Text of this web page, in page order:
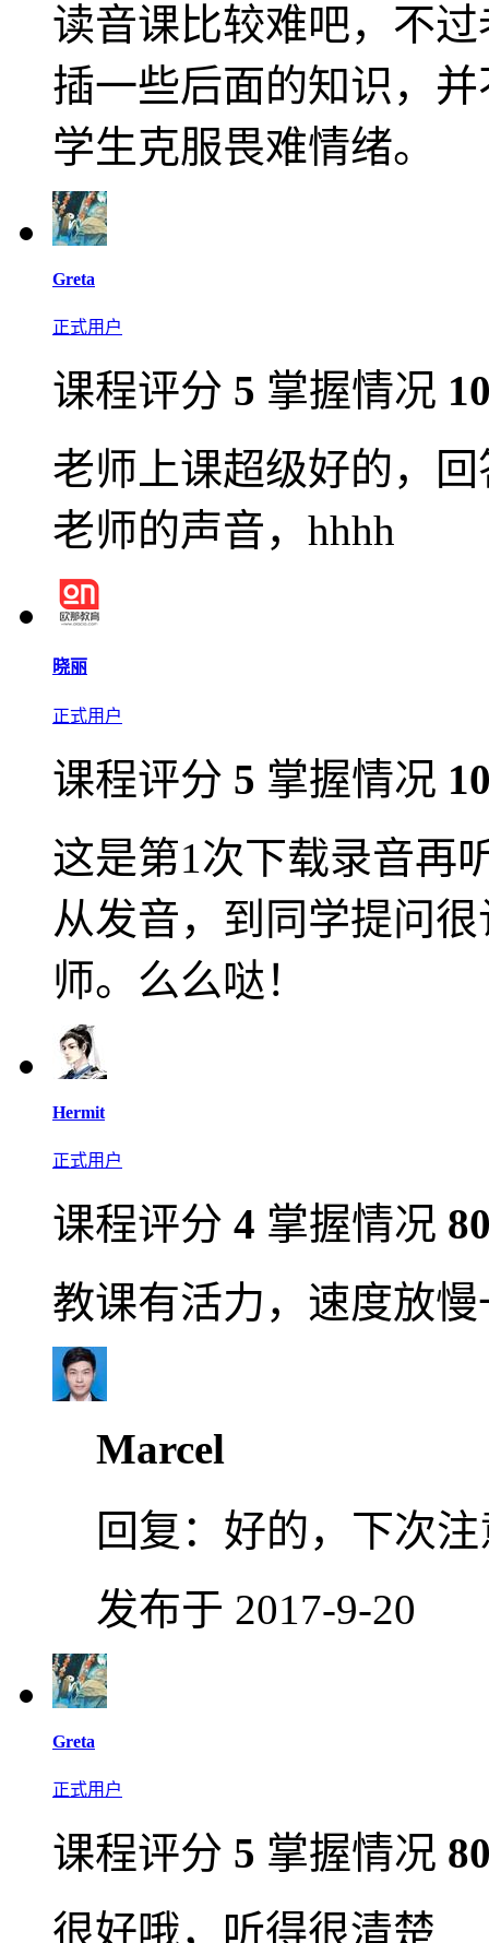
读音课比较难吧，不
插一些后面的知识，
学生克服畏难情绪。
Greta
正式用户
课程评分 5 掌握情况
老师上课超级好的，
老师的声音，hhhh
晓丽
正式用户
课程评分 5 掌握情况
这是第1次下载录音再
从发音，到同学提问
师。么么哒！
Hermit
正式用户
课程评分 4 掌握情况
教课有活力，速度放
Marcel
回复： 好的，下次注
发布于 2017-9-20
Greta
正式用户
课程评分 5 掌握情况
很好哦，听得很清楚